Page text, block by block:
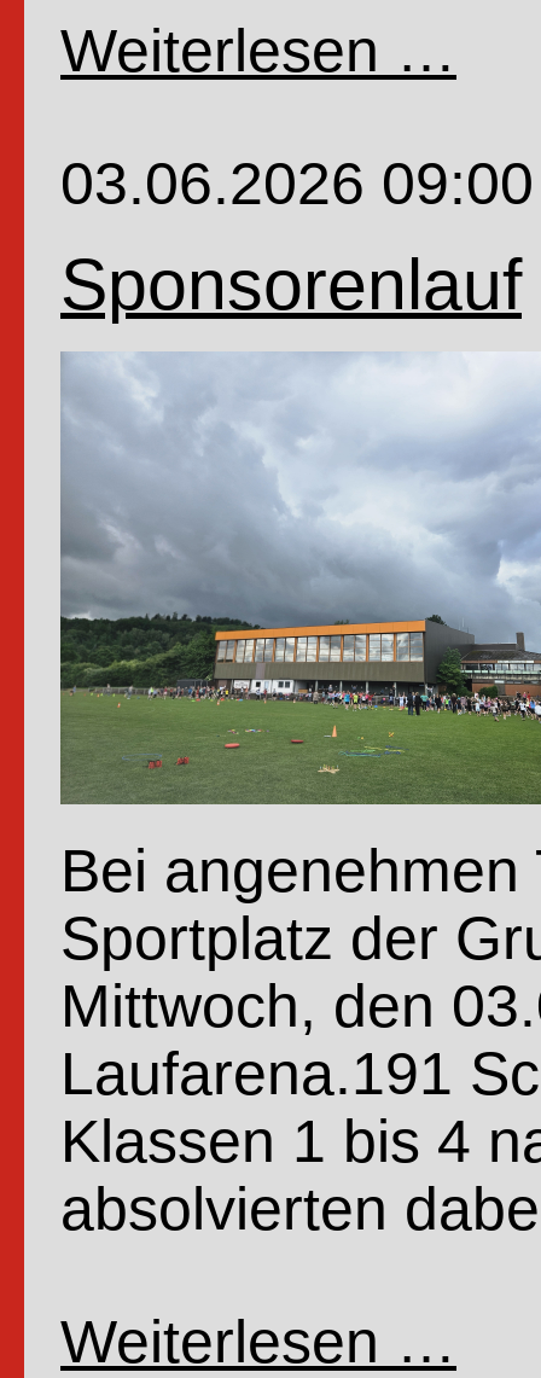
Weiterlesen …
der
03.06.2026 09:00
Sponsorenlauf
Bei
Sportplatz der
Mittwoch, den
Laufarena.191
Klassen 1 bis 4
absolvierten
Weiterlesen …